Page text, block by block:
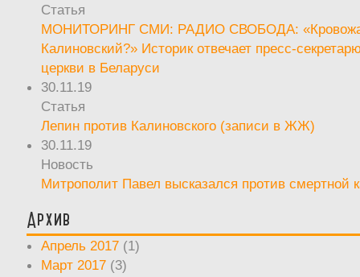
Статья
МОНИТОРИНГ СМИ: РАДИО СВОБОДА:
Калиновский?» Историк отвечает пресс-
церкви в Беларуси
30.11.19
Статья
Лепин против Калиновского (записи в ЖЖ)
30.11.19
Новость
Митрополит Павел высказался против смертной
Архив
Апрель 2017 (1)
Март 2017 (3)